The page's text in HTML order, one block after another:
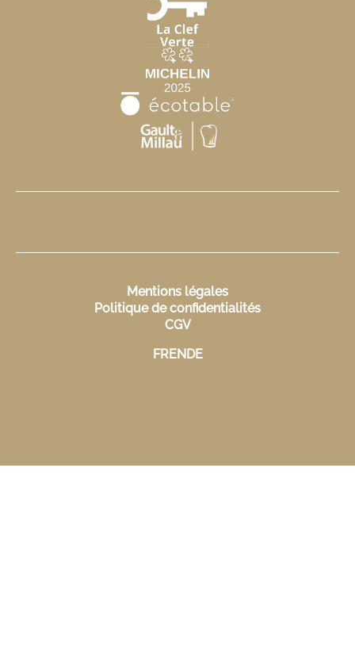
Mentions légales
Politique de confidentialités
CGV
FRENDE